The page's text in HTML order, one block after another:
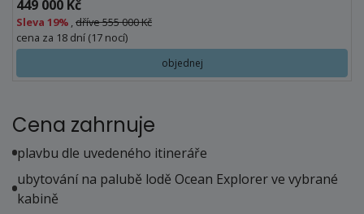
449 000 Kč
Sleva 19% dříve 555 000 Kč
cena za 18 dní (17 nocí)
objednej
Cena zahrnuje
plavbu dle uvedeného itineráře
ubytování na palubě lodě Ocean Explorer ve vybrané
kabině